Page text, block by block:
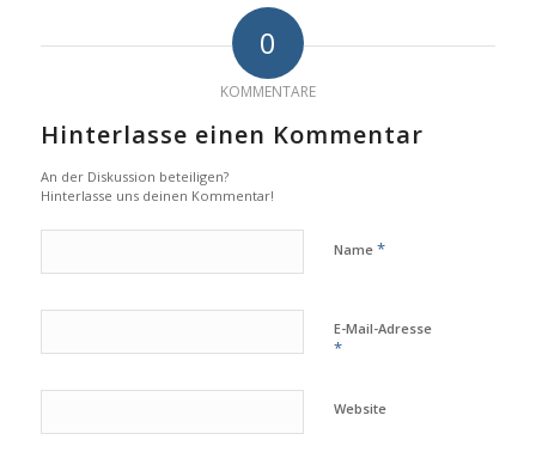
0
KOMMENTARE
Hinterlasse einen Kommentar
An der Diskussion beteiligen?
Hinterlasse uns deinen Kommentar!
Name *
E-Mail-Adresse
*
Website